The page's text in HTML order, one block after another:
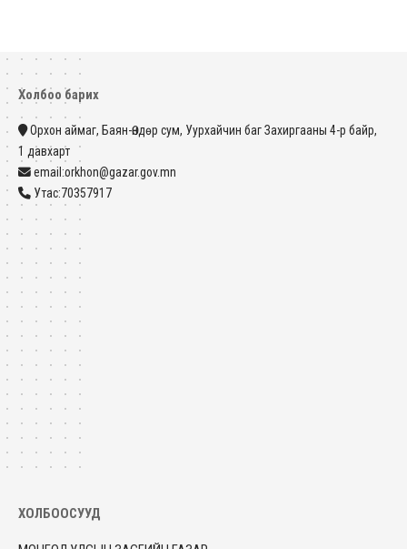
Холбоо барих
Орхон аймаг, Баян-Өндөр сум, Уурхайчин баг Захиргааны 4-р байр,
1 давхарт
email:orkhon@gazar.gov.mn
Утас:70357917
ХОЛБООСУУД